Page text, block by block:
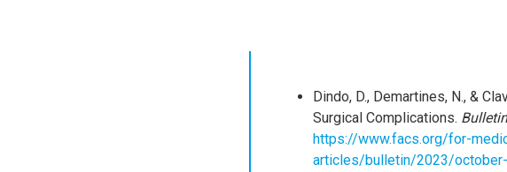
Dindo, D., Demartines, N., &
Surgical Complications.
https://www.facs.org/for-
articles/bulletin/2023/